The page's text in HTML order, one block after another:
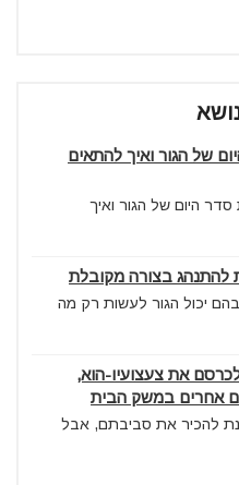
של הגור ואיך להתאים
היום של הגור ואיך
להתנהג בצורה מקובלת
בהם יכול הגור לעשות רק מה
את צעצועיו-הוא,
אחרים במשק הבית
להכיר את סביבתם, אבל